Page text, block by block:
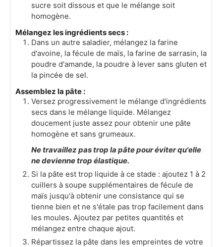
sucre soit dissous et que le mélange soit
homogène.
Mélangez les ingrédients secs :
Dans un autre saladier, mélangez la farine
d'avoine, la fécule de maïs, la farine de sarrasin, la
poudre d'amande, la poudre à lever sans gluten et
la pincée de sel.
Assemblez la pâte :
Versez progressivement le mélange d'ingrédients
secs dans le mélange liquide. Mélangez
doucement juste assez pour obtenir une pâte
homogène et sans grumeaux.
Ne travaillez pas trop la pâte pour éviter qu'elle
ne devienne trop élastique.
Si la pâte est trop liquide à ce stade : ajoutez 1 à 2
cuillers à soupe supplémentaires de fécule de
maïs jusqu'à obtenir une consistance qui se
tienne bien et ne s'étale pas trop facilement dans
les moules. Ajoutez par petites quantités et
mélangez entre chaque ajout.
Répartissez la pâte dans les empreintes de votre